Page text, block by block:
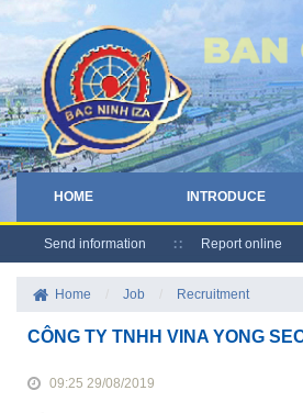
HOME INTRODUCE
Send information Report online
Home Job Recruitment
CÔNG TY TNHH VINA YONG
09:25 29/08/2019